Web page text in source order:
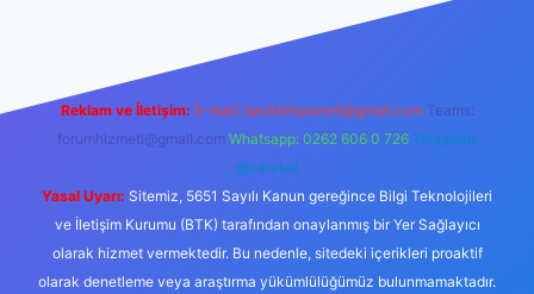
Reklam ve İletişim: E-mail: backlinkpaneli@gmail.com Teams:
forumhizmeti@gmail.com Whatsapp: 0262 606 0 726 Telegram:
@karabul
Yasal Uyarı: Sitemiz, 5651 Sayılı Kanun gereğince Bilgi Teknolojileri
ve İletişim Kurumu (BTK) tarafından onaylanmış bir Yer Sağlayıcı
olarak hizmet vermektedir. Bu nedenle, sitedeki içerikleri proaktif
olarak denetleme veya araştırma yükümlülüğümüz bulunmamaktadır.